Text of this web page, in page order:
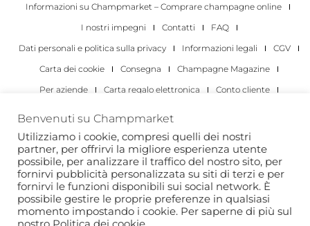
Informazioni su Champmarket – Comprare champagne online
I nostri impegni
Contatti
FAQ
Dati personali e politica sulla privacy
Informazioni legali
CGV
Carta dei cookie
Consegna
Champagne Magazine
Per aziende
Carta regalo elettronica
Conto cliente
Per gli individui
Per le aziende
Copyright 2022 © tutti i diritti riservati. Champmarket.
Benvenuti su Champmarket
Utilizziamo i cookie, compresi quelli dei nostri
partner, per offrirvi la migliore esperienza utente
possibile, per analizzare il traffico del nostro sito, per
fornirvi pubblicità personalizzata su siti di terzi e per
fornirvi le funzioni disponibili sui social network. È
possibile gestire le proprie preferenze in qualsiasi
momento impostando i cookie. Per saperne di più sul